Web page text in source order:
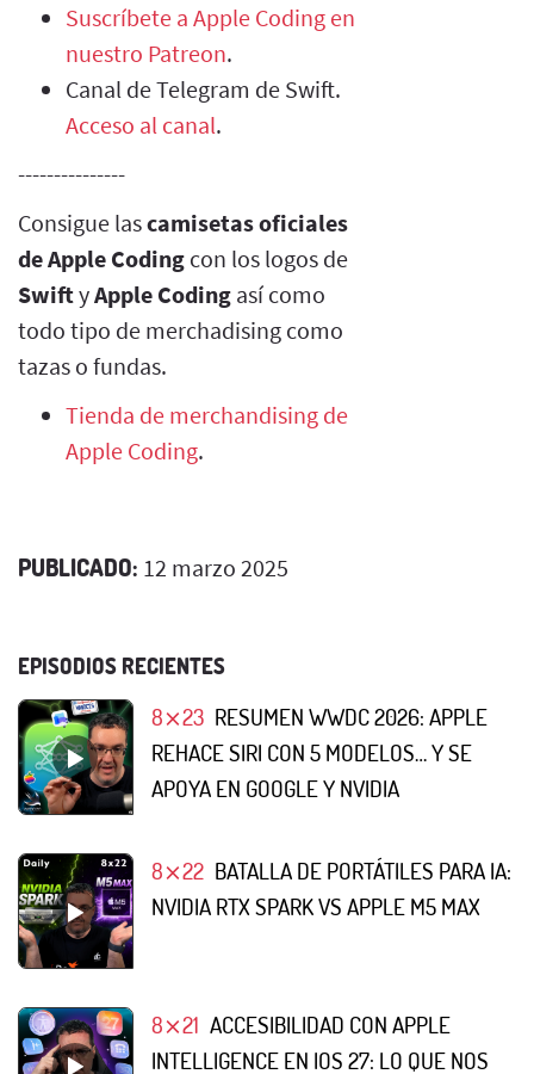
Suscríbete a Apple Coding en
nuestro Patreon.
Canal de Telegram de Swift.
Acceso al canal.
---------------
Consigue lascamisetas oficiales
de Apple Coding con los logos de
SwiftyApple Coding así como
todo tipo de merchadising como
tazas o fundas.
Tienda de merchandising de
Apple Coding.
PUBLICADO: 12 marzo 2025
EPISODIOS RECIENTES
8⨯23 RESUMEN WWDC 2026: APPLE
REHACE SIRI CON 5 MODELOS… Y SE
APOYA EN GOOGLE Y NVIDIA
8⨯22 BATALLA DE PORTÁTILES PARA IA:
NVIDIA RTX SPARK VS APPLE M5 MAX
8⨯21 ACCESIBILIDAD CON APPLE
INTELLIGENCE EN IOS 27: LO QUE NOS